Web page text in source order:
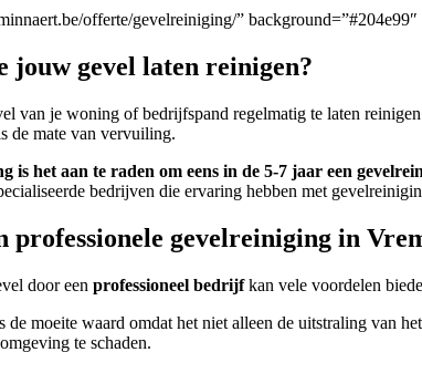
offerte/gevelreiniging/”
jouw gevel laten reinigen?
van je woning of bedrijfspand regelmatig te laten
de mate van vervuiling.
is het aan te raden om eens in de 5-7 jaar een
bedrijven die ervaring hebben met
professionele gevelreiniging in
door een professioneel bedrijfkan vele voordelen
de moeite waard omdat het niet alleen de uitstraling van
te schaden.